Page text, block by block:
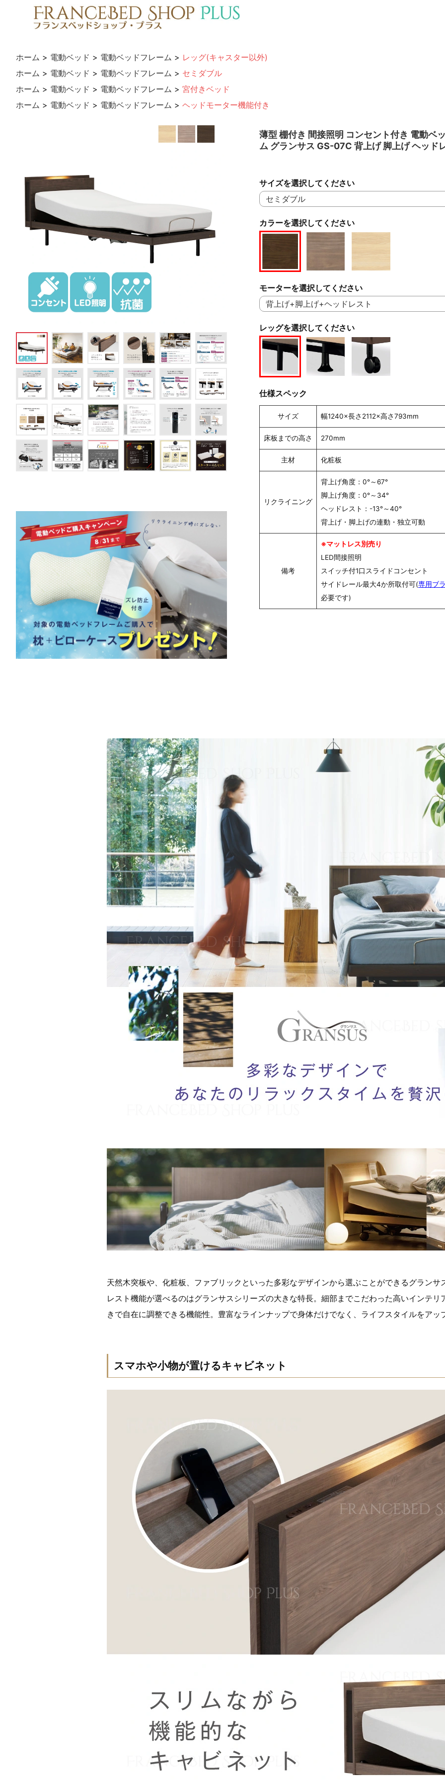
ホーム > 電動ベッド > 電動ベッドフレーム > レッグ(キャスター以外)
ホーム > 電動ベッド > 電動ベッドフレーム > セミダブル
ホーム > 電動ベッド > 電動ベッドフレーム > 宮付きベッド
ホーム > 電動ベッド > 電動ベッドフレーム > ヘッドモーター機能付き
薄型 棚付き 間接照明 コンセント付き 電動ベ
ム グランサス GS-07C 背上げ 脚上げ ヘッド
カラーを選択してください
サイズを選択してください
モーターを選択してください
レッグを選択してください
仕様スペック
サイズ 幅1240×長さ2112×高さ793mm
床板までの高さ 270mm
主材 化粧板
リクライニング
背上げ角度：0°～67°
脚上げ角度：0°～34°
ヘッドレスト：-13°～40°
背上げ・脚上げの連動・独立可動
備考
※マットレス別売り
LED間接照明
スイッチ付1口スライドコンセント
サイドレール最大4か所取付可(専用ブ
必要です)
天然木突板や、化粧板、ファブリックといった多彩なデザインから選ぶことができるグランサ
レスト機能が選べるのはグランサスシリーズの大きな特長。細部までこだわった高いインテリ
きで自在に調整できる機能性。豊富なラインナップで身体だけでなく、ライフスタイルをアッ
スマホや小物が置けるキャビネット